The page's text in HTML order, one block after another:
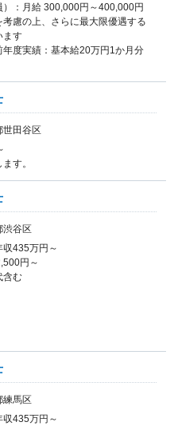
）：月給 300,000円～400,000円
考慮の上、さらに最大限優遇する
ます
年度実績：基本給20万円1か月分
世田谷区
す。
渋谷区
収435万円～
円～
含む
練馬区
収435万円～